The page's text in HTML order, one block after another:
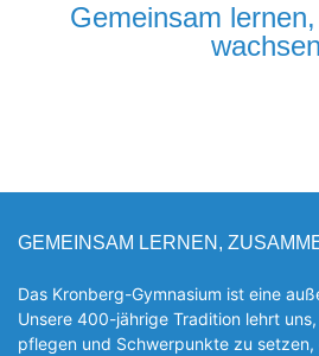
Gemeinsam
wachsen
GEMEINSAM LERNEN,
Das Kronberg-Gymnasium ist eine
Unsere 400-jährige Tradition lehrt
pflegen und Schwerpunkte zu setzen,